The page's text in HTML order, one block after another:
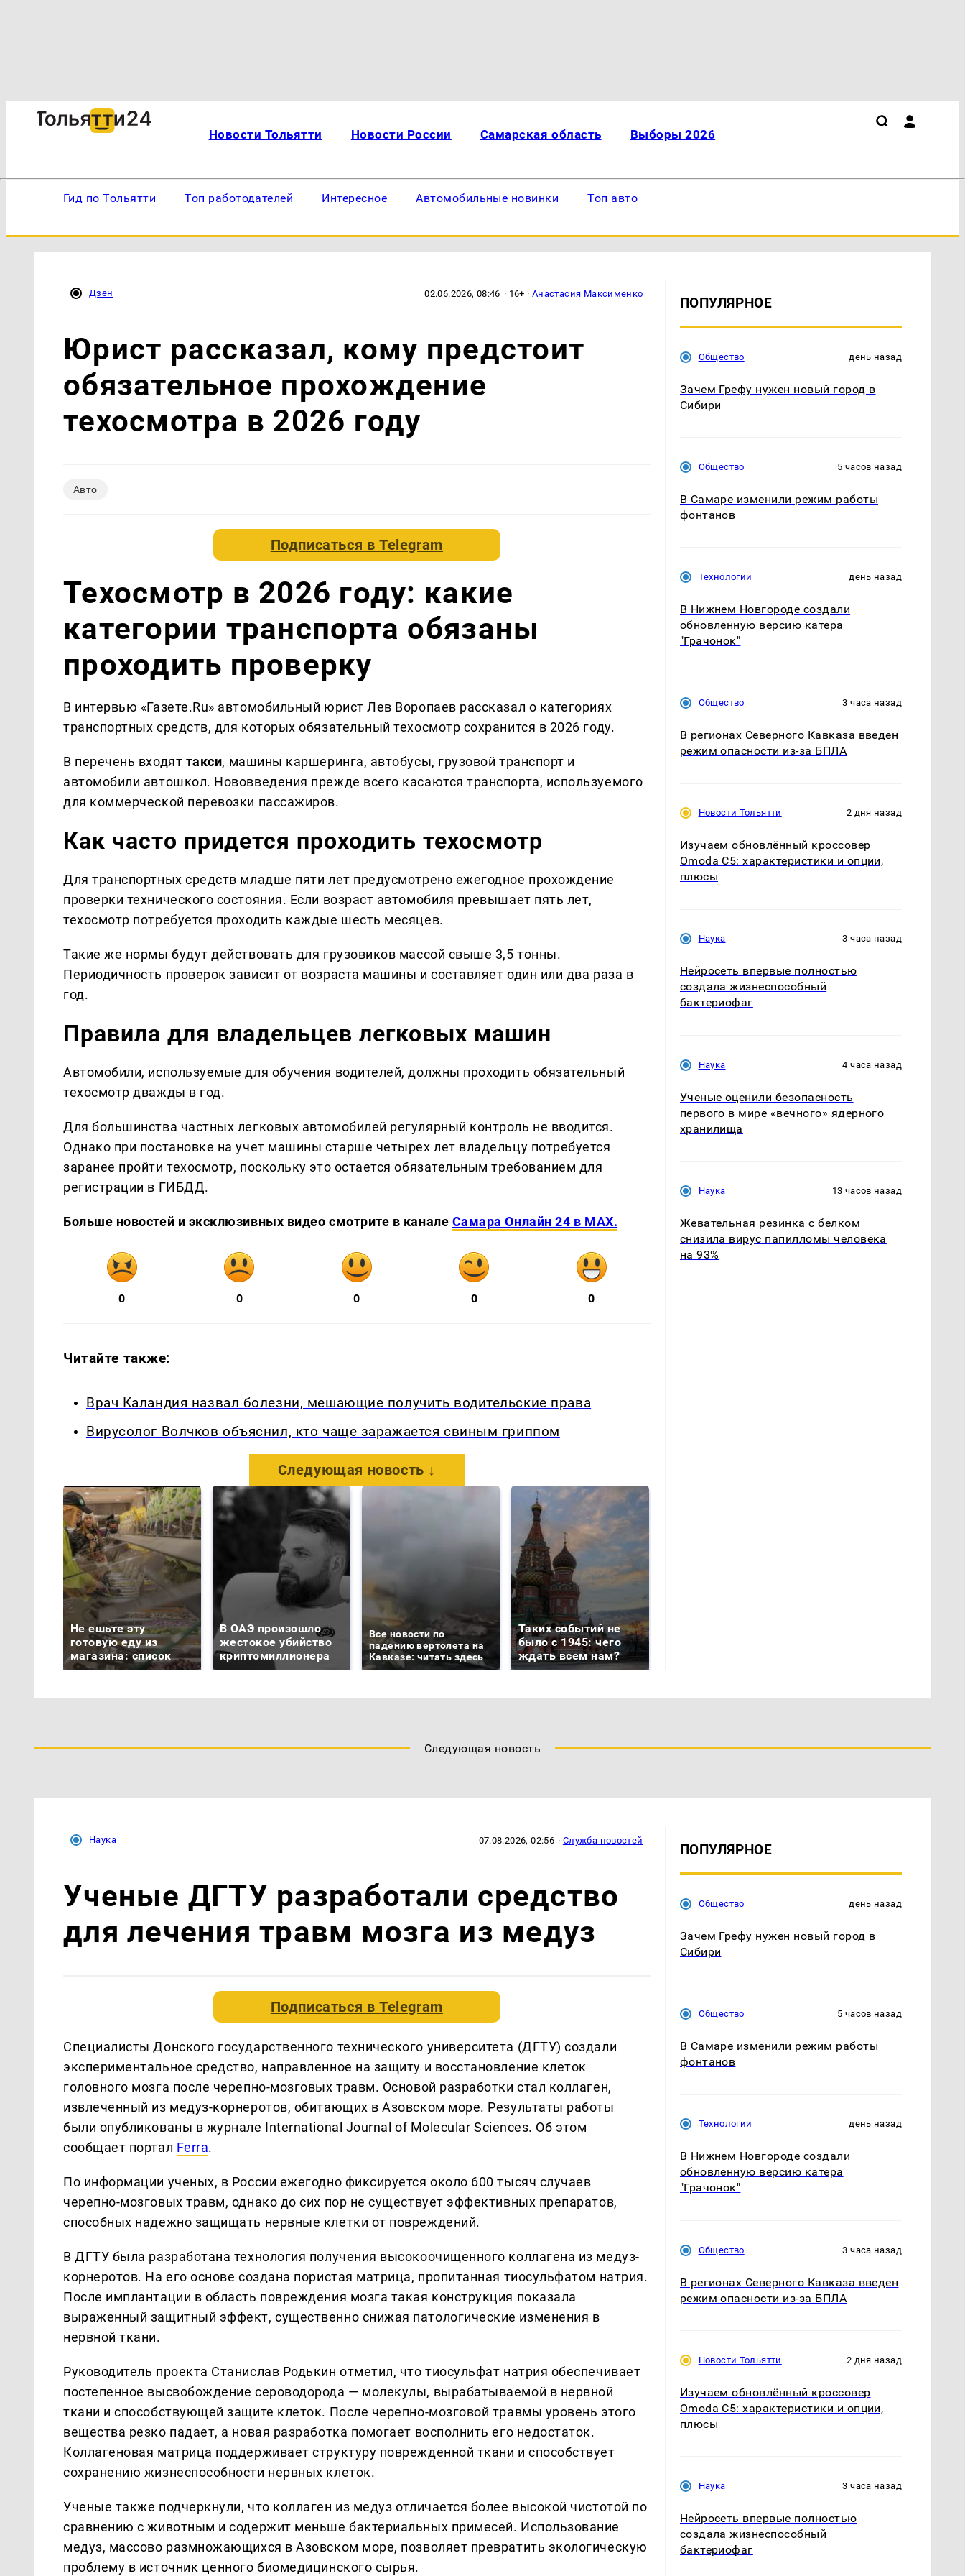
Новости Тольятти Новости России Самарская область Выборы 2026
Гид по Тольятти Топ работодателей Интересное Автомобильные новинки Топ авто
Дзен 02.06.2026, 08:46 · 16+ · Анастасия Максименко
Юрист рассказал, кому предстоит
обязательное прохождение
техосмотра в 2026 году
Авто
Подписаться вTelegram
Техосмотр в 2026 году: какие
категории транспорта обязаны
проходить проверку
В интервью «Газете.Ru» автомобильный юрист Лев Воропаев рассказал о категориях
транспортных средств, для которых обязательный техосмотр сохранится в 2026 году.
В перечень входят такси, машины каршеринга, автобусы, грузовой транспорт и
автомобили автошкол. Нововведения прежде всего касаются транспорта, используемого
для коммерческой перевозки пассажиров.
Как часто придется проходить техосмотр
Для транспортных средств младше пяти лет предусмотрено ежегодное прохождение
проверки технического состояния. Если возраст автомобиля превышает пять лет,
техосмотр потребуется проходить каждые шесть месяцев.
Такие же нормы будут действовать для грузовиков массой свыше 3,5 тонны.
Периодичность проверок зависит от возраста машины и составляет один или два раза в
год.
Правила для владельцев легковых машин
Автомобили, используемые для обучения водителей, должны проходить обязательный
техосмотр дважды в год.
Для большинства частных легковых автомобилей регулярный контроль не вводится.
Однако при постановке на учет машины старше четырех лет владельцу потребуется
заранее пройти техосмотр, поскольку это остается обязательным требованием для
регистрации в ГИБДД.
Больше новостей и эксклюзивных видео смотрите в канале Самара Онлайн 24 в MAX.
0 0 0 0 0
Читайте также:
Врач Каландия назвал болезни, мешающие получить водительские права
Вирусолог Волчков объяснил, кто чаще заражается свиным гриппом
Следующая новость ↓
Не ешьте эту
готовую еду из
магазина: список
В ОАЭ произошло
жестокое убийство
криптомиллионера
Все новости по
падению вертолета на
Кавказе: читать здесь
Таких событий не
было с 1945: чего
ждать всем нам?
ПОПУЛЯРНОЕ
Общество день назад
Зачем Грефу нужен новый город в
Сибири
Общество 5 часов назад
В Самаре изменили режим работы
фонтанов
Технологии день назад
В Нижнем Новгороде создали
обновленную версию катера
"Грачонок"
Общество 3 часа назад
В регионах Северного Кавказа введен
режим опасности из-за БПЛА
Новости Тольятти 2 дня назад
Изучаем обновлённый кроссовер
Omoda C5: характеристики и опции,
плюсы
Наука 3 часа назад
Нейросеть впервые полностью
создала жизнеспособный
бактериофаг
Наука 4 часа назад
Ученые оценили безопасность
первого в мире «вечного» ядерного
хранилища
Наука 13 часов назад
Жевательная резинка с белком
снизила вирус папилломы человека
на 93%
Следующая новость
Наука 07.08.2026, 02:56 · Служба новостей
Ученые ДГТУ разработали средство
для лечения травм мозга из медуз
Подписаться вTelegram
Специалисты Донского государственного технического университета (ДГТУ) создали
экспериментальное средство, направленное на защиту и восстановление клеток
головного мозга после черепно-мозговых травм. Основой разработки стал коллаген,
извлеченный из медуз-корнеротов, обитающих в Азовском море. Результаты работы
были опубликованы в журнале International Journal of Molecular Sciences. Об этом
сообщает портал Ferra.
По информации ученых, в России ежегодно фиксируется около 600 тысяч случаев
черепно-мозговых травм, однако до сих пор не существует эффективных препаратов,
способных надежно защищать нервные клетки от повреждений.
В ДГТУ была разработана технология получения высокоочищенного коллагена из медуз-
корнеротов. На его основе создана пористая матрица, пропитанная тиосульфатом натрия.
После имплантации в область повреждения мозга такая конструкция показала
выраженный защитный эффект, существенно снижая патологические изменения в
нервной ткани.
Руководитель проекта Станислав Родькин отметил, что тиосульфат натрия обеспечивает
постепенное высвобождение сероводорода — молекулы, вырабатываемой в нервной
ткани и способствующей защите клеток. После черепно-мозговой травмы уровень этого
вещества резко падает, а новая разработка помогает восполнить его недостаток.
Коллагеновая матрица поддерживает структуру поврежденной ткани и способствует
сохранению жизнеспособности нервных клеток.
Ученые также подчеркнули, что коллаген из медуз отличается более высокой чистотой по
сравнению с животным и содержит меньше бактериальных примесей. Использование
медуз, массово размножающихся в Азовском море, позволяет превратить экологическую
проблему в источник ценного биомедицинского сырья.
ПОПУЛЯРНОЕ
Общество день назад
Зачем Грефу нужен новый город в
Сибири
Общество 5 часов назад
В Самаре изменили режим работы
фонтанов
Технологии день назад
В Нижнем Новгороде создали
обновленную версию катера
"Грачонок"
Общество 3 часа назад
В регионах Северного Кавказа введен
режим опасности из-за БПЛА
Новости Тольятти 2 дня назад
Изучаем обновлённый кроссовер
Omoda C5: характеристики и опции,
плюсы
Наука 3 часа назад
Нейросеть впервые полностью
создала жизнеспособный
бактериофаг